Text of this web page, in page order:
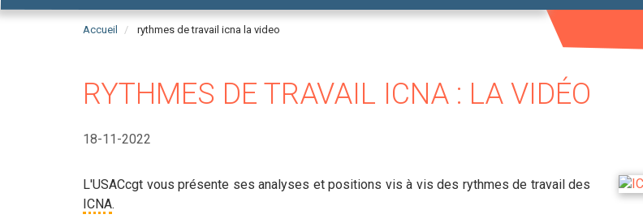
Accueil rythmes de travail icna la video
RYTHMES DE TRAVAIL ICNA : LA VIDÉO
18-11-2022
L'USACcgt vous présente ses analyses et positions vis à vis des rythmes de travail des
ICNA.